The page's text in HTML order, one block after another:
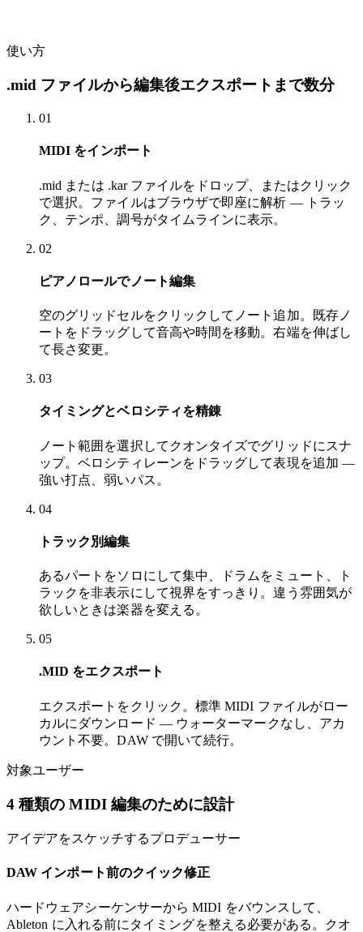
使い方
.mid ファイルから編集後エクスポートまで数分
01
MIDI をインポート
.mid または .kar ファイルをドロップ、またはクリック
で選択。ファイルはブラウザで即座に解析 — トラッ
ク、テンポ、調号がタイムラインに表示。
02
ピアノロールでノート編集
空のグリッドセルをクリックしてノート追加。既存ノ
ートをドラッグして音高や時間を移動。右端を伸ばし
て長さ変更。
03
タイミングとベロシティを精錬
ノート範囲を選択してクオンタイズでグリッドにスナ
ップ。ベロシティレーンをドラッグして表現を追加 —
強い打点、弱いパス。
04
トラック別編集
あるパートをソロにして集中、ドラムをミュート、ト
ラックを非表示にして視界をすっきり。違う雰囲気が
欲しいときは楽器を変える。
05
.MID をエクスポート
エクスポートをクリック。標準 MIDI ファイルがロー
カルにダウンロード — ウォーターマークなし、アカ
ウント不要。DAW で開いて続行。
対象ユーザー
4 種類の MIDI 編集のために設計
アイデアをスケッチするプロデューサー
DAW インポート前のクイック修正
ハードウェアシーケンサーから MIDI をバウンスして、
Ableton に入れる前にタイミングを整える必要がある。クオ